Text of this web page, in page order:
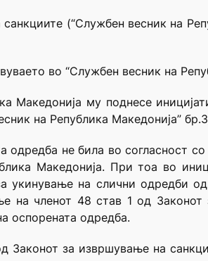
(“Службен весник на
во “Службен весник на
Македонија му поднесе
на Република Македонија”
не била во согласност
Македонија. При тоа во
укинување на слични одредби
на членот 48 став 1 од
оспорената одредба.
Законот за извршување на